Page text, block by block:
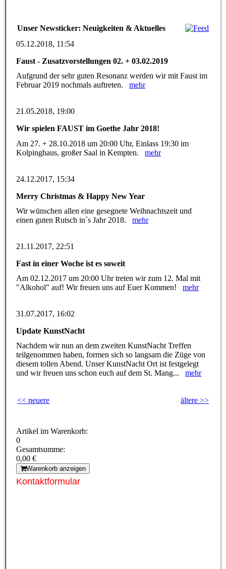
Unser Newsticker: Neuigkeiten & Aktuelles
05.12.2018, 11:54
Faust - Zusatzvorstellungen 02. + 03.02.2019
Aufgrund der sehr guten Resonanz werden wir mit Faust im
Februar 2019 nochmals auftreten.mehr
21.05.2018, 19:00
Wir spielen FAUST im Goethe Jahr 2018!
Am 27. + 28.10.2018 um 20:00 Uhr, Einlass 19:30 im
Kolpinghaus, großer Saal in Kempten.mehr
24.12.2017, 15:34
Merry Christmas & Happy New Year
Wir wünschen allen eine gesegnete Weihnachtszeit und
einen guten Rutsch in´s Jahr 2018.mehr
21.11.2017, 22:51
Fast in einer Woche ist es soweit
Am 02.12.2017 um 20:00 Uhr treten wir zum 12. Mal mit
"Alkohol" auf! Wir freuen uns auf Euer Kommen!mehr
31.07.2017, 16:02
Update KunstNacht
Nachdem wir nun an dem zweiten KunstNacht Treffen
teilgenommen haben, formen sich so langsam die Züge von
diesem tollen Abend. Unser KunstNacht Ort ist festgelegt
und wir freuen uns schon euch auf dem St. Mang...mehr
<< neuere ältere >>
Artikel im Warenkorb:
0
Gesamtsumme:
0,00 €
Warenkorb anzeigen
Kontaktformular